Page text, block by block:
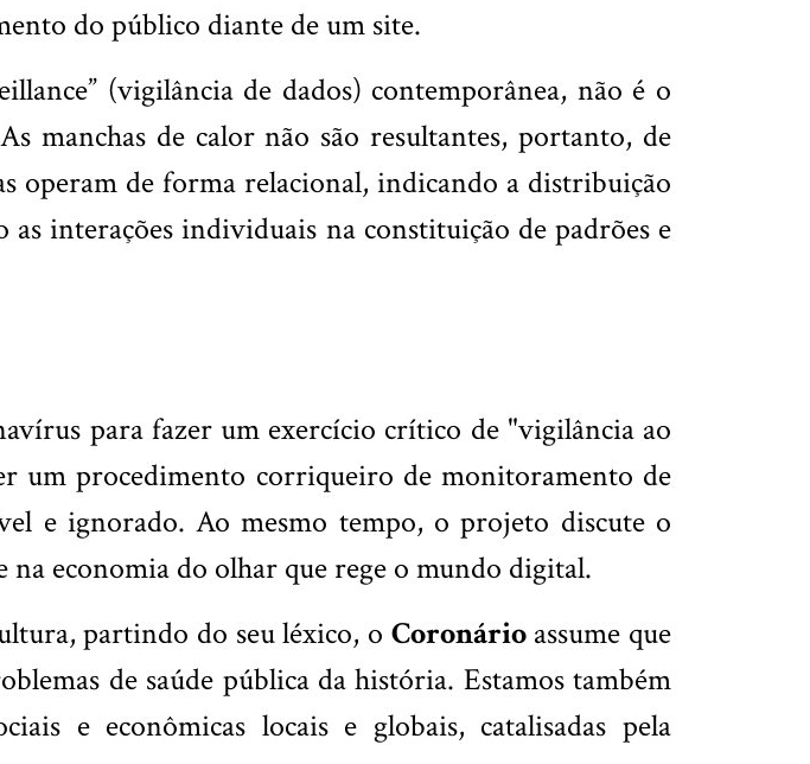
do público diante de um site.
(vigilância de dados) contemporânea, não é o
manchas de calor não são resultantes, portanto, de
operam de forma relacional, indicando a distribuição
interações individuais na constituição de padrões e
para fazer um exercício crítico de "vigilância ao
um procedimento corriqueiro de monitoramento de
e ignorado. Ao mesmo tempo, o projeto discute o
na economia do olhar que rege o mundo digital.
partindo do seu léxico, o Coronárioassume que
de saúde pública da história. Estamos também
e econômicas locais e globais, catalisadas pela